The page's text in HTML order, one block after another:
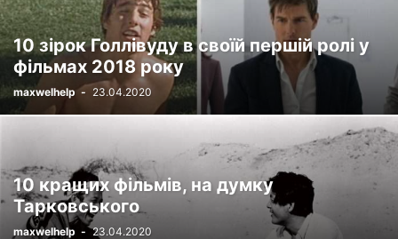
10 зірок Голлівуду в своїй першій ролі у
фільмах 2018 року
maxwelhelp - 23.04.2020
10 кращих фільмів, на думку
Тарковського
maxwelhelp - 23.04.2020